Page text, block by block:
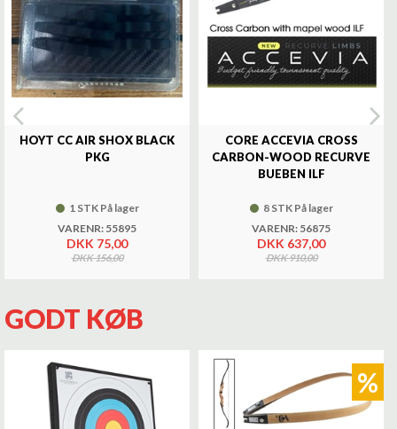
HOYT CC AIR SHOX BLACK
PKG
1 STK På lager
VARENR: 55895
DKK 75,00
DKK 156,00
CORE ACCEVIA CROSS
CARBON-WOOD RECURVE
BUEBEN ILF
8 STK På lager
VARENR: 56875
DKK 637,00
DKK 910,00
GODT KØB
%